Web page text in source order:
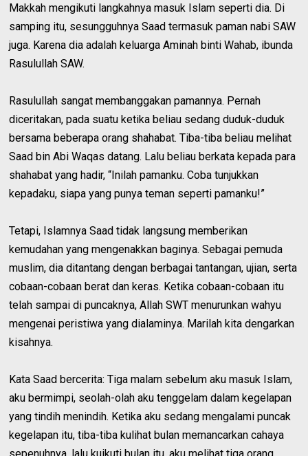
Makkah mengikuti langkahnya masuk Islam seperti dia. Di
samping itu, sesungguhnya Saad termasuk paman nabi SAW
juga. Karena dia adalah keluarga Aminah binti Wahab, ibunda
Rasulullah SAW.
Rasulullah sangat membanggakan pamannya. Pernah
diceritakan, pada suatu ketika beliau sedang duduk-duduk
bersama beberapa orang shahabat. Tiba-tiba beliau melihat
Saad bin Abi Waqas datang. Lalu beliau berkata kepada para
shahabat yang hadir, “Inilah pamanku. Coba tunjukkan
kepadaku, siapa yang punya teman seperti pamanku!”
Tetapi, Islamnya Saad tidak langsung memberikan
kemudahan yang mengenakkan baginya. Sebagai pemuda
muslim, dia ditantang dengan berbagai tantangan, ujian, serta
cobaan-cobaan berat dan keras. Ketika cobaan-cobaan itu
telah sampai di puncaknya, Allah SWT menurunkan wahyu
mengenai peristiwa yang dialaminya. Marilah kita dengarkan
kisahnya.
Kata Saad bercerita: Tiga malam sebelum aku masuk Islam,
aku bermimpi, seolah-olah aku tenggelam dalam kegelapan
yang tindih menindih. Ketika aku sedang mengalami puncak
kegelapan itu, tiba-tiba kulihat bulan memancarkan cahaya